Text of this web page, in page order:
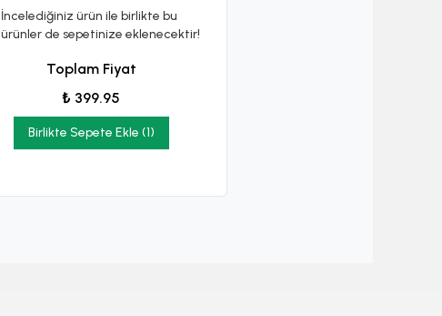
İncelediğiniz ürün ile birlikte bu
ürünler de sepetinize eklenecektir!
Toplam Fiyat
₺ 399.95
Birlikte Sepete Ekle (1)